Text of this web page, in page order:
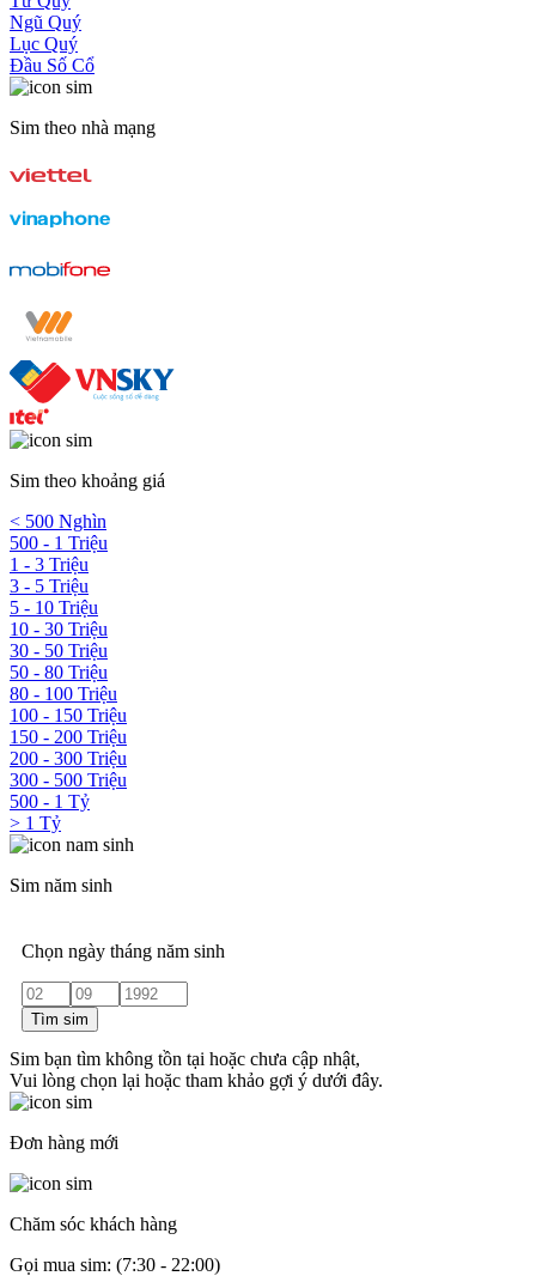
Ngũ Quý
Lục Quý
Đầu Số Cổ
Sim theo nhà mạng
Sim theo khoảng giá
< 500 Nghìn
500 - 1 Triệu
1 - 3 Triệu
3 - 5 Triệu
5 - 10 Triệu
10 - 30 Triệu
30 - 50 Triệu
50 - 80 Triệu
80 - 100 Triệu
100 - 150 Triệu
150 - 200 Triệu
200 - 300 Triệu
300 - 500 Triệu
500 - 1 Tỷ
> 1 Tỷ
Sim năm sinh
Chọn ngày tháng năm sinh
Tìm sim
Sim bạn tìm không tồn tại hoặc chưa cập nhật,
Vui lòng chọn lại hoặc tham khảo gợi ý dưới đây.
Đơn hàng mới
Chăm sóc khách hàng
Gọi mua sim: (7:30 - 22:00)